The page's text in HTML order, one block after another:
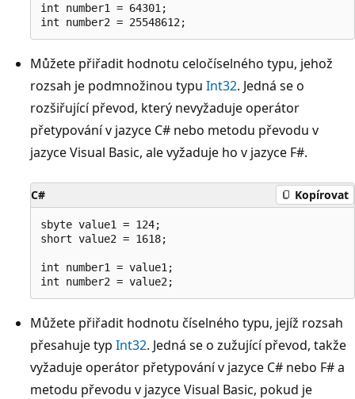
int number1 = 64301;
Můžete přiřadit hodnotu celočíselného typu, jehož
rozsah je podmnožinou typu Int32. Jedná se o
rozšiřující převod, který nevyžaduje operátor
přetypování v jazyce C# nebo metodu převodu v
jazyce Visual Basic, ale vyžaduje ho v jazyce F#.
C# Kopírovat
sbyte value1 = 124;
short value2 = 1618;
int number1 = value1;
Můžete přiřadit hodnotu číselného typu, jejíž rozsah
přesahuje typ Int32. Jedná se o zužující převod, takže
vyžaduje operátor přetypování v jazyce C# nebo F# a
metodu převodu v jazyce Visual Basic, pokud je